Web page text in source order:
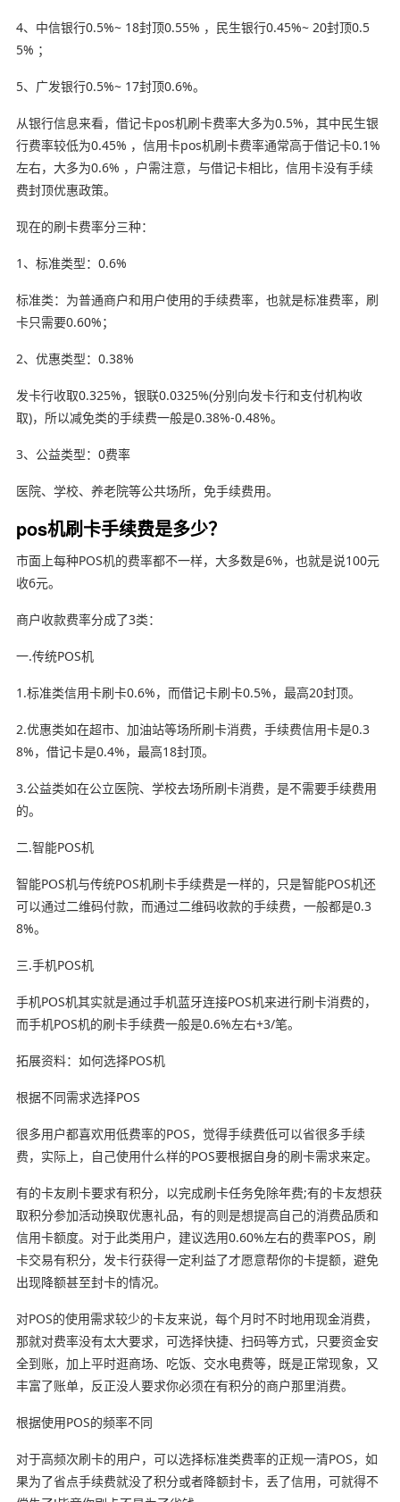
4、中信银行0.5%~ 18封顶0.55% ，民生银行0.45%~ 20封顶0.5
5% ；
5、广发银行0.5%~ 17封顶0.6%。
从银行信息来看，借记卡pos机刷卡费率大多为0.5%，其中民生银
行费率较低为0.45% ，信用卡pos机刷卡费率通常高于借记卡0.1%
左右，大多为0.6% ，户需注意，与借记卡相比，信用卡没有手续
费封顶优惠政策。
现在的刷卡费率分三种：
1、标准类型：0.6%
标准类：为普通商户和用户使用的手续费率，也就是标准费率，刷
卡只需要0.60%；
2、优惠类型：0.38%
发卡行收取0.325%，银联0.0325%(分别向发卡行和支付机构收
取)，所以减免类的手续费一般是0.38%-0.48%。
3、公益类型：0费率
医院、学校、养老院等公共场所，免手续费用。
pos机刷卡手续费是多少？
市面上每种POS机的费率都不一样，大多数是6%，也就是说100元
收6元。
商户收款费率分成了3类：
一.传统POS机
1.标准类信用卡刷卡0.6%，而借记卡刷卡0.5%，最高20封顶。
2.优惠类如在超市、加油站等场所刷卡消费，手续费信用卡是0.3
8%，借记卡是0.4%，最高18封顶。
3.公益类如在公立医院、学校去场所刷卡消费，是不需要手续费用
的。
二.智能POS机
智能POS机与传统POS机刷卡手续费是一样的，只是智能POS机还
可以通过二维码付款，而通过二维码收款的手续费，一般都是0.3
8%。
三.手机POS机
手机POS机其实就是通过手机蓝牙连接POS机来进行刷卡消费的，
而手机POS机的刷卡手续费一般是0.6%左右+3/笔。
拓展资料：如何选择POS机
根据不同需求选择POS
很多用户都喜欢用低费率的POS，觉得手续费低可以省很多手续
费，实际上，自己使用什么样的POS要根据自身的刷卡需求来定。
有的卡友刷卡要求有积分，以完成刷卡任务免除年费;有的卡友想获
取积分参加活动换取优惠礼品，有的则是想提高自己的消费品质和
信用卡额度。对于此类用户，建议选用0.60%左右的费率POS，刷
卡交易有积分，发卡行获得一定利益了才愿意帮你的卡提额，避免
出现降额甚至封卡的情况。
对POS的使用需求较少的卡友来说，每个月时不时地用现金消费，
那就对费率没有太大要求，可选择快捷、扫码等方式，只要资金安
全到账，加上平时逛商场、吃饭、交水电费等，既是正常现象，又
丰富了账单，反正没人要求你必须在有积分的商户那里消费。
根据使用POS的频率不同
对于高频次刷卡的用户，可以选择标准类费率的正规一清POS，如
果为了省点手续费就没了积分或者降额封卡，丢了信用，可就得不